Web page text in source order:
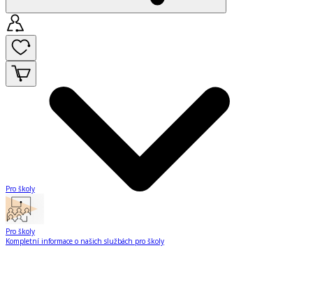
Pro školy
Pro školy
Kompletní informace o našich službách pro školy